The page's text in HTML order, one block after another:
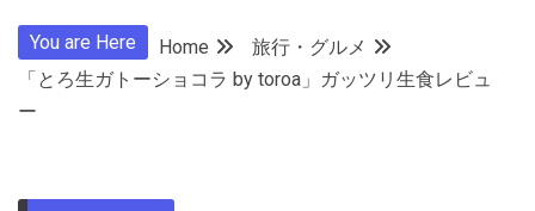
You are Here Home
旅行・グルメ
「とろ生ガトーショコラ by toroa」ガッツリ生食レビュ
ー